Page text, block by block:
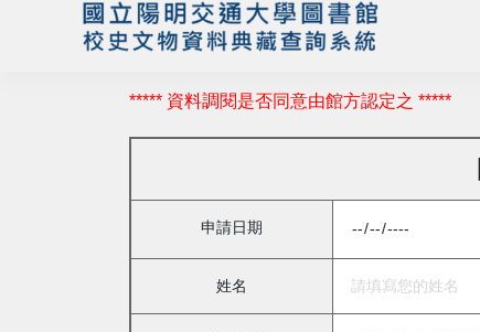
***** 資料調閱是否同意由館方認定之 *****
申請日期
姓名